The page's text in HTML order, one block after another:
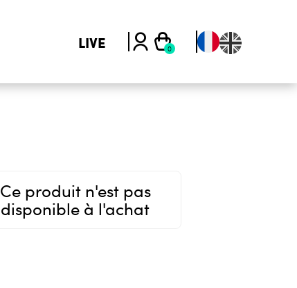
LIVE
Ce produit n'est pas
disponible à l'achat